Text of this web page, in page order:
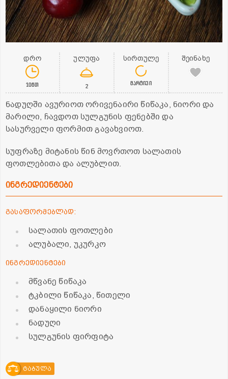
დრო
10წთ
ულუფა
2
სირთულე
მარტივი
შეინახე
ნადუღში ავურიოთ ორივენაირი წიწაკა, ნიორი და
მარილი, ჩავდოთ სულგუნის ფენებში და
სასურველი ფორმით გავახვიოთ.
სუფრაზე მიტანის წინ მოვრთოთ სალათის
ფოთლებითა და ალუბლით.
ინგრედიენტები
გასაფორმებლად:
სალათის ფოთლები
ალუბალი, უკურკო
ინგრედიენტები
მწვანე წიწაკა
ტკბილი წიწაკა, წითელი
დანაყილი ნიორი
ნადუღი
სულგუნის ფირფიტა
ტაბულა